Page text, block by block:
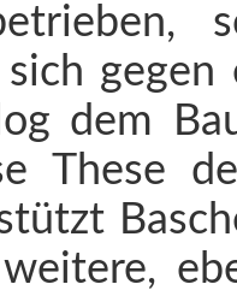
sich
dem
These